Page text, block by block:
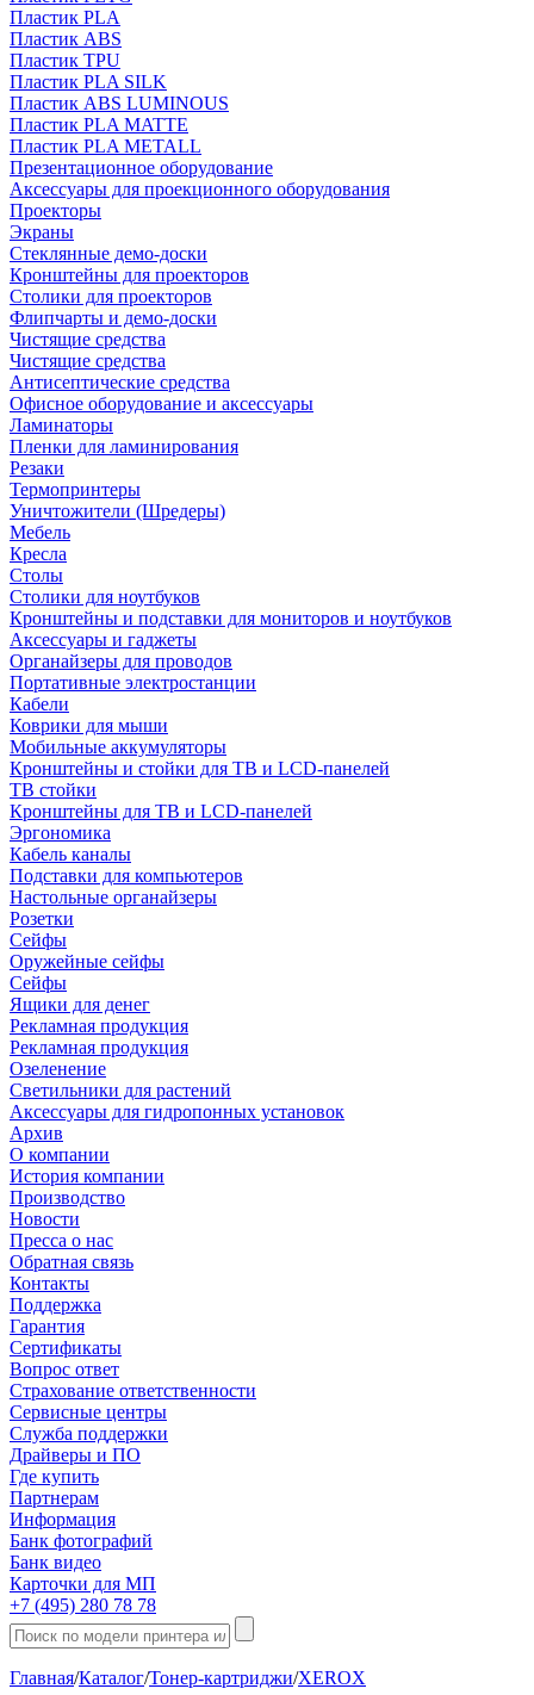
Пластик PLA
Пластик ABS
Пластик TPU
Пластик PLA SILK
Пластик ABS LUMINOUS
Пластик PLA MATTE
Пластик PLA METALL
Презентационное оборудование
Аксессуары для проекционного оборудования
Проекторы
Экраны
Стеклянные демо-доски
Кронштейны для проекторов
Столики для проекторов
Флипчарты и демо-доски
Чистящие средства
Чистящие средства
Антисептические средства
Офисное оборудование и аксессуары
Ламинаторы
Пленки для ламинирования
Резаки
Термопринтеры
Уничтожители (Шредеры)
Мебель
Кресла
Столы
Столики для ноутбуков
Кронштейны и подставки для мониторов и ноутбуков
Аксессуары и гаджеты
Органайзеры для проводов
Портативные электростанции
Кабели
Коврики для мыши
Мобильные аккумуляторы
Кронштейны и стойки для ТВ и LCD-панелей
ТВ стойки
Кронштейны для ТВ и LCD-панелей
Эргономика
Кабель каналы
Подставки для компьютеров
Настольные органайзеры
Розетки
Сейфы
Оружейные сейфы
Сейфы
Ящики для денег
Рекламная продукция
Рекламная продукция
Озеленение
Светильники для растений
Аксессуары для гидропонных установок
Архив
О компании
История компании
Производство
Новости
Пресса о нас
Обратная связь
Контакты
Поддержка
Гарантия
Сертификаты
Вопрос ответ
Страхование ответственности
Сервисные центры
Служба поддержки
Драйверы и ПО
Где купить
Партнерам
Информация
Банк фотографий
Банк видео
Карточки для МП
+7 (495) 280 78 78
Главная/Каталог/Тонер-картриджи/XEROX